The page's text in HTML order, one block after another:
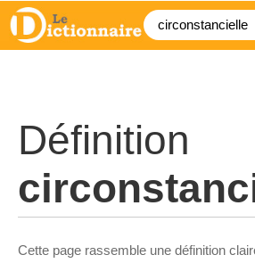
Définition
Cette page rassemble une définition